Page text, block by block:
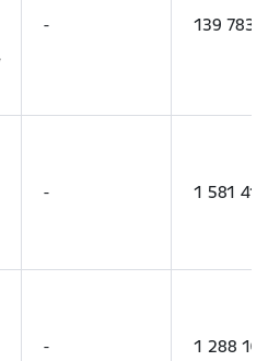
- 139 783
- 1 581 410
- 1 288